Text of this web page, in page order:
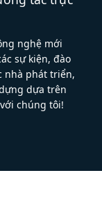
nghệ mới
sự kiện, đào
nhà phát triển,
dựa trên
chúng tôi!